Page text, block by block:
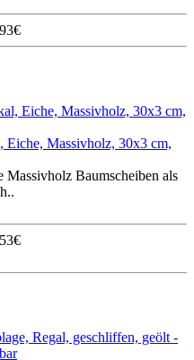
Eiche, Massivholz, 30x3 cm,
Massivholz Baumscheiben als